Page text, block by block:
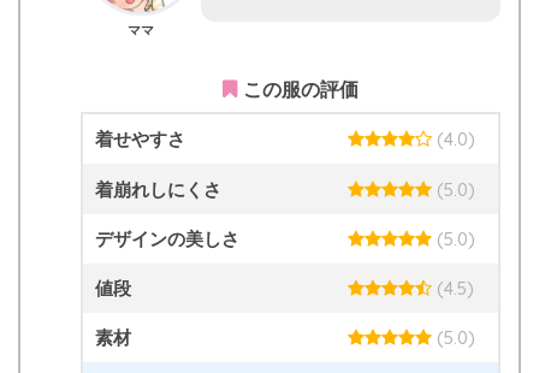
ママ
この服の評価
着せやすさ (4.0)
着崩れしにくさ (5.0)
デザインの美しさ (5.0)
値段 (4.5)
素材 (5.0)